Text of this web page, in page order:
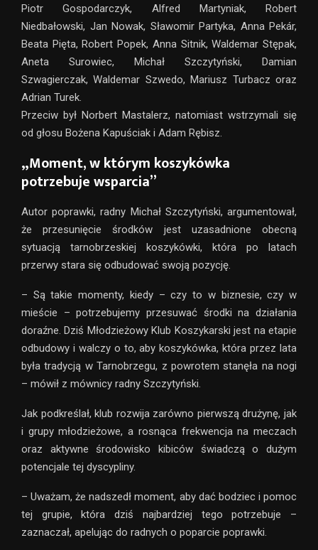
Piotr Gospodarczyk, Alfred Martyniak, Robert
Niedbałowski, Jan Nowak, Sławomir Partyka, Anna Pekár,
Beata Pięta, Robert Popek, Anna Sitnik, Waldemar Stępak,
Aneta Surowiec, Michał Szczytyński, Damian
Szwagierczak, Waldemar Szwedo, Mariusz Turbacz oraz
Adrian Turek.
Przeciw był Norbert Mastalerz, natomiast wstrzymali się
od głosu Bożena Kapuściak i Adam Rębisz.
„Moment, w którym koszykówka
potrzebuje wsparcia”
Autor poprawki, radny Michał Szczytyński, argumentował,
że przesunięcie środków jest uzasadnione obecną
sytuacją tarnobrzeskiej koszykówki, która po latach
przerwy stara się odbudować swoją pozycję.
– Są takie momenty, kiedy – czy to w biznesie, czy w
mieście – potrzebujemy przesuwać środki na działania
doraźne. Dziś Młodzieżowy Klub Koszykarski jest na etapie
odbudowy i walczy o to, aby koszykówka, która przez lata
była tradycją w Tarnobrzegu, z powrotem stanęła na nogi
– mówił z mównicy radny Szczytyński.
Jak podkreślał, klub rozwija zarówno pierwszą drużynę, jak
i grupy młodzieżowe, a rosnąca frekwencja na meczach
oraz aktywne środowisko kibiców świadczą o dużym
potencjale tej dyscypliny.
– Uważam, że nadszedł moment, aby dać bodziec i pomoc
tej grupie, która dziś najbardziej tego potrzebuje –
zaznaczał, apelując do radnych o poparcie poprawki.